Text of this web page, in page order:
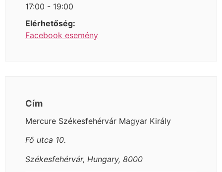
17:00 - 19:00
Elérhetőség:
Facebook esemény
Cím
Mercure Székesfehérvár Magyar Király
Fő utca 10.
Székesfehérvár, Hungary, 8000